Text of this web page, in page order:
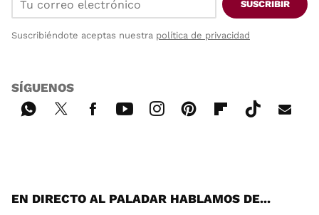
SUSCRIBIR
Suscribiéndote aceptas nuestra política de privacidad
SÍGUENOS
EN DIRECTO AL PALADAR HABLAMOS DE...